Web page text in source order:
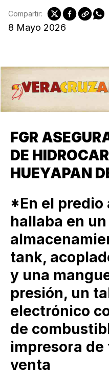
8 Mayo 2026
Compartir:
FGR
DE
HUEYAPAN
*En el predio
hallaba en
tank,
y una
presión, un
electrónico
de
impresora
venta